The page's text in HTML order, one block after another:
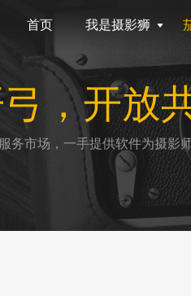
首页 我是摄影狮
，开放
务市场，一手提供软件为摄影